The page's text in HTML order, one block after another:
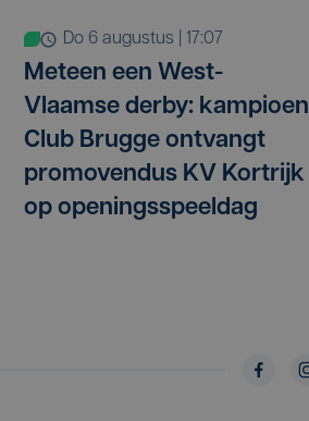
do 6 augustus | 17:07
Meteen een West-
Vlaamse derby: kampioen
Club Brugge ontvangt
promovendus KV Kortrijk
op openingsspeeldag